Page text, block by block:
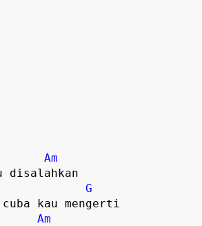
Am
disalahkan
G
kau mengerti
Am